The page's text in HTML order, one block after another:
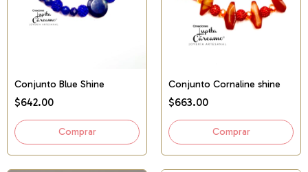
Conjunto Blue Shine
$642.00
Conjunto Cornaline shine
$663.00